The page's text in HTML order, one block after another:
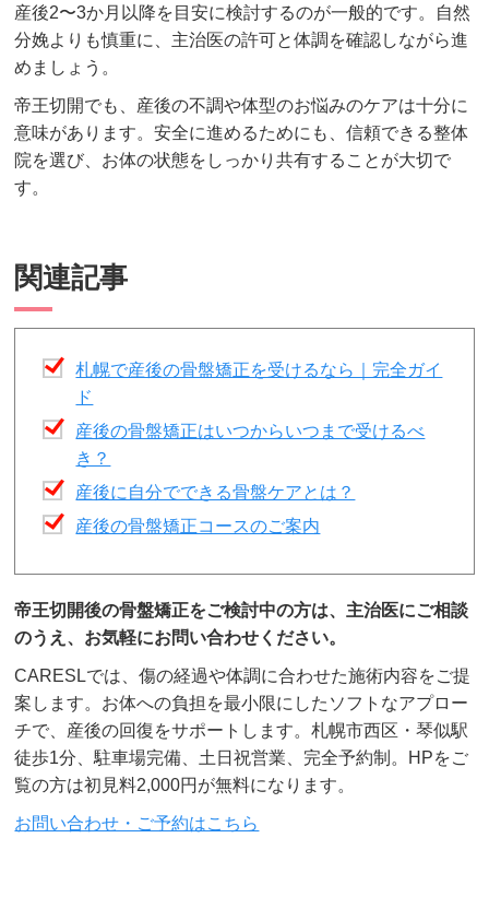
産後2〜3か月以降を目安に検討するのが一般的です。自然
分娩よりも慎重に、主治医の許可と体調を確認しながら進
めましょう。
帝王切開でも、産後の不調や体型のお悩みのケアは十分に
意味があります。安全に進めるためにも、信頼できる整体
院を選び、お体の状態をしっかり共有することが大切で
す。
関連記事
札幌で産後の骨盤矯正を受けるなら｜完全ガイ
ド
産後の骨盤矯正はいつからいつまで受けるべ
き？
産後に自分でできる骨盤ケアとは？
産後の骨盤矯正コースのご案内
帝王切開後の骨盤矯正をご検討中の方は、主治医にご相談
のうえ、お気軽にお問い合わせください。
CARESLでは、傷の経過や体調に合わせた施術内容をご提
案します。お体への負担を最小限にしたソフトなアプロー
チで、産後の回復をサポートします。札幌市西区・琴似駅
徒歩1分、駐車場完備、土日祝営業、完全予約制。HPをご
覧の方は初見料2,000円が無料になります。
お問い合わせ・ご予約はこちら